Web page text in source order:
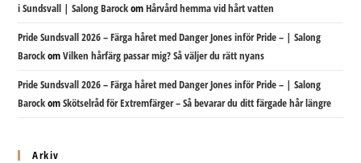
i Sundsvall | Salong BarockomHårvård hemma vid hårt vatten
Pride Sundsvall 2026 – Färga håret med Danger Jones inför Pride – | Salong
BarockomVilken hårfärg passar mig? Så väljer du rätt nyans
Pride Sundsvall 2026 – Färga håret med Danger Jones inför Pride – | Salong
BarockomSkötselråd för Extremfärger – Så bevarar du ditt färgade hår längre
Arkiv